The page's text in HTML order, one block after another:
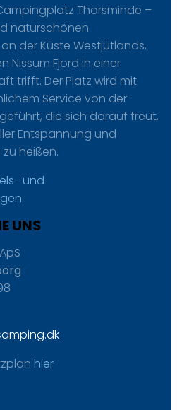
Thorsminde –
naturschönen
der Küste Westjütlands,
Nissum Fjord in einer
trifft. Der Platz wird mit
Service von der
die sich darauf freut,
Entspannung und
heißen.
und
UNS
hier